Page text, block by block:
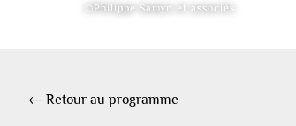
©Philippe Samyn et associés
← Retour au programme